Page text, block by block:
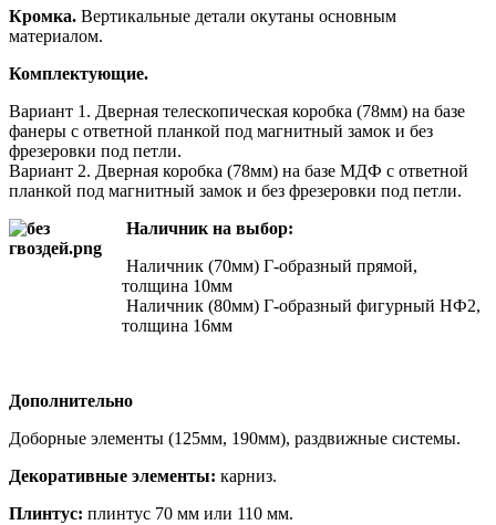
Кромка. Вертикальные детали окутаны основным
материалом.
Комплектующие.
Вариант 1. Дверная телескопическая коробка (78мм) на базе
фанеры с ответной планкой под магнитный замок и без
фрезеровки под петли.
Вариант 2. Дверная коробка (78мм) на базе МДФ с ответной
планкой под магнитный замок и без фрезеровки под петли.
Наличник на выбор:
Наличник (70мм) Г-образный прямой,
толщина 10мм
Наличник (80мм) Г-образный фигурный НФ2,
толщина 16мм
Дополнительно
Доборные элементы (125мм, 190мм), раздвижные системы.
Декоративные элементы: карниз.
Плинтус: плинтус 70 мм или 110 мм.